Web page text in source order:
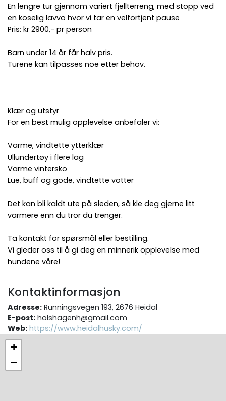
En lengre tur gjennom variert fjellterreng, med stopp ved
en koselig lavvo hvor vi tar en velfortjent pause
Pris: kr 2900,- pr person
Barn under 14 år får halv pris.
Turene kan tilpasses noe etter behov.
Klær og utstyr
For en best mulig opplevelse anbefaler vi:
Varme, vindtette ytterklær
Ullundertøy i flere lag
Varme vintersko
Lue, buff og gode, vindtette votter
Det kan bli kaldt ute på sleden, så kle deg gjerne litt
varmere enn du tror du trenger.
Ta kontakt for spørsmål eller bestilling.
Vi gleder oss til å gi deg en minnerik opplevelse med
hundene våre!
Kontaktinformasjon
Adresse: Runningsvegen 193, 2676 Heidal
E-post: holshagenh@gmail.com
Web: https://www.heidalhusky.com/
+
−